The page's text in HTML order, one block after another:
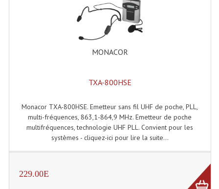
Structures Carrées
Structures, Angles Sd150
Tour De Travail Et Échafaudage
Flight Case Régie
Flight Cases Platine Disque. Lecteurs CD
MONACOR
TXA-800HSE
Monacor TXA-800HSE. Emetteur sans fil UHF de poche, PLL,
multi-fréquences, 863,1-864,9 MHz. Emetteur de poche
multifréquences, technologie UHF PLL. Convient pour les
systèmes - cliquez-ici pour lire la suite...
229.00E